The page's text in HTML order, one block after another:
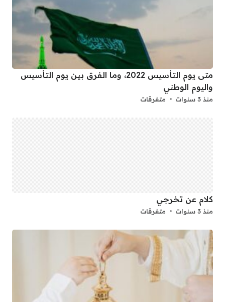
متى يوم التأسيس 2022، وما الفرق بين يوم التأسيس
واليوم الوطني
منذ 3 سنوات متفرقات
كلام عن تخرجي
منذ 3 سنوات متفرقات